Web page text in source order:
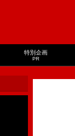
特別企画
PR